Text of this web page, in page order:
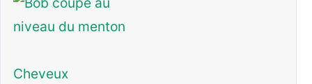
Cheveux